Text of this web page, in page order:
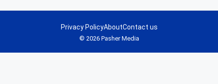
© 2026 Pasher Media
Privacy PolicyAboutContact us